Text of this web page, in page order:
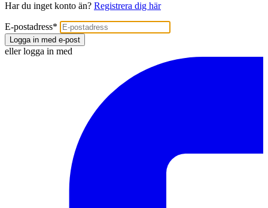
Har du inget konto än? Registrera dig här
E-postadress*
Logga in med e-post
eller logga in med